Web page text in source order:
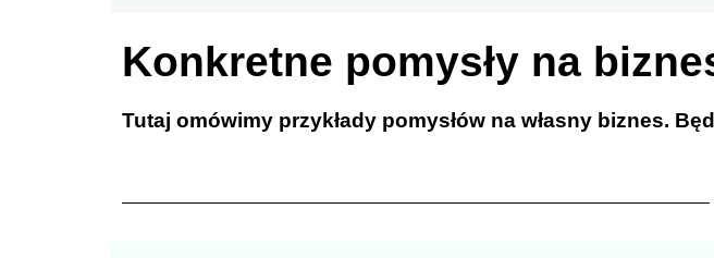
Konkretne pomysły na
Tutaj omówimy przykłady pomysłów na własny biznes.